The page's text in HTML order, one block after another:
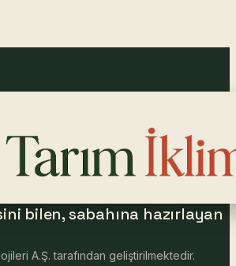
bilen, sabahına hazırlayan
A.Ş. tarafından geliştirilmektedir.